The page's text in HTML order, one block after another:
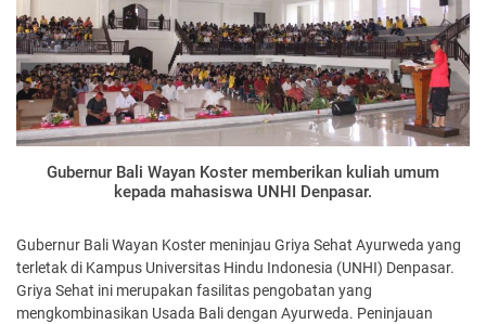
Gubernur Bali Wayan Koster memberikan kuliah umum
kepada mahasiswa UNHI Denpasar.
Gubernur Bali Wayan Koster meninjau Griya Sehat Ayurweda yang
terletak di Kampus Universitas Hindu Indonesia (UNHI) Denpasar.
Griya Sehat ini merupakan fasilitas pengobatan yang
mengkombinasikan Usada Bali dengan Ayurweda. Peninjauan